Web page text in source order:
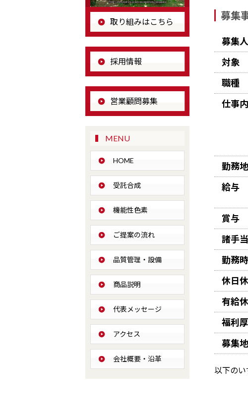
募集
募集
対象
職種
仕事
勤務地
給与
賞与
諸手当
勤務
休日
有給
福利
募集地
以下のい
取り組みはこちら
採用情報
営業顧問募集
MENU
HOME
受託合成
機能性色素
ご提案の流れ
品質管理・設備
商品説明
代表メッセージ
アクセス
会社概要・沿革